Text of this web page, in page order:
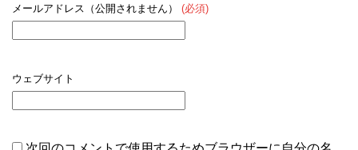
メールアドレス（公開されません） (必須)
ウェブサイト